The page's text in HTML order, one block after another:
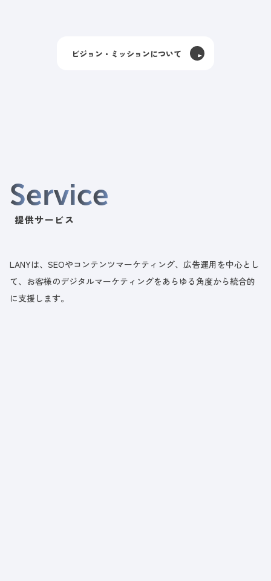
ビジョン・ミッションについて
Service
提供サービス
LANYは、SEOやコンテンツマーケティング、広告運用を中心とし
て、お客様のデジタルマーケティングをあらゆる角度から統合的
に支援します。